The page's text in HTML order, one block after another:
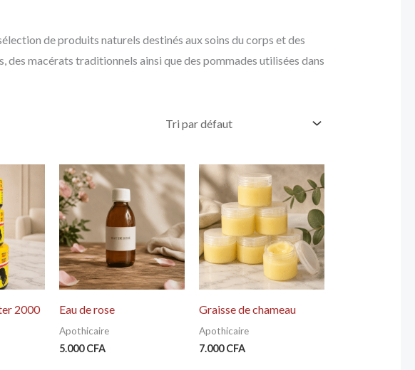
de produits naturels destinés aux soins du corps et des
des macérats traditionnels ainsi que des pommades utilisées dans
2000 Eau de rose
Apothicaire
5.000CFA
Graisse de chameau
Apothicaire
7.000CFA